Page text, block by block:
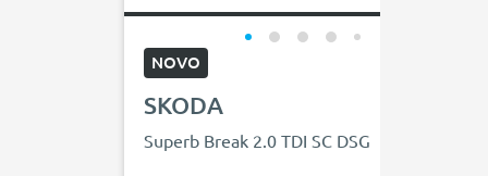
NOVO
SKODA
Superb Break 2.0 TDI SC DSG